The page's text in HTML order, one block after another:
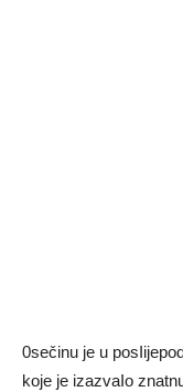
0sečinu je u
koje je izazvaIo